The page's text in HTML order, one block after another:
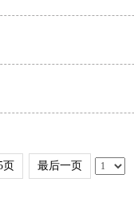
页 最后一页